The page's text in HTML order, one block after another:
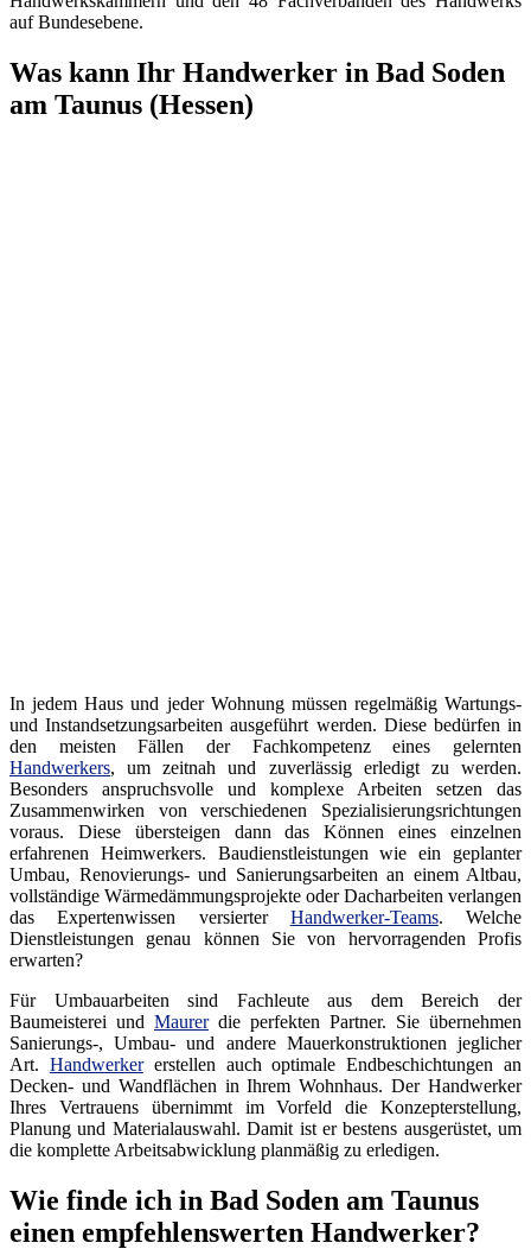
auf Bundesebene.
Was kann Ihr Handwerker in Bad Soden
am Taunus (Hessen)
In jedem Haus und jeder Wohnung müssen regelmäßig Wartungs-
und Instandsetzungsarbeiten ausgeführt werden. Diese bedürfen in
den meisten Fällen der Fachkompetenz eines gelernten
Handwerkers, um zeitnah und zuverlässig erledigt zu werden.
Besonders anspruchsvolle und komplexe Arbeiten setzen das
Zusammenwirken von verschiedenen Spezialisierungsrichtungen
voraus. Diese übersteigen dann das Können eines einzelnen
erfahrenen Heimwerkers. Baudienstleistungen wie ein geplanter
Umbau, Renovierungs- und Sanierungsarbeiten an einem Altbau,
vollständige Wärmedämmungsprojekte oder Dacharbeiten verlangen
das Expertenwissen versierter Handwerker-Teams. Welche
Dienstleistungen genau können Sie von hervorragenden Profis
erwarten?
Für Umbauarbeiten sind Fachleute aus dem Bereich der
Baumeisterei und Maurerdie perfekten Partner. Sie übernehmen
Sanierungs-, Umbau- und andere Mauerkonstruktionen jeglicher
Art. Handwerkererstellen auch optimale Endbeschichtungen an
Decken- und Wandflächen in Ihrem Wohnhaus. Der Handwerker
Ihres Vertrauens übernimmt im Vorfeld die Konzepterstellung,
Planung und Materialauswahl. Damit ist er bestens ausgerüstet, um
die komplette Arbeitsabwicklung planmäßig zu erledigen.
Wie finde ich in Bad Soden am Taunus
einen empfehlenswerten Handwerker?